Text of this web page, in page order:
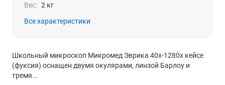
Вес: 2 кг
Все характеристики
Школьный микроскоп Микромед Эврика 40x-1280x кейсе
(фуксия) оснащен двумя окулярами, линзой Барлоу и
тремя...